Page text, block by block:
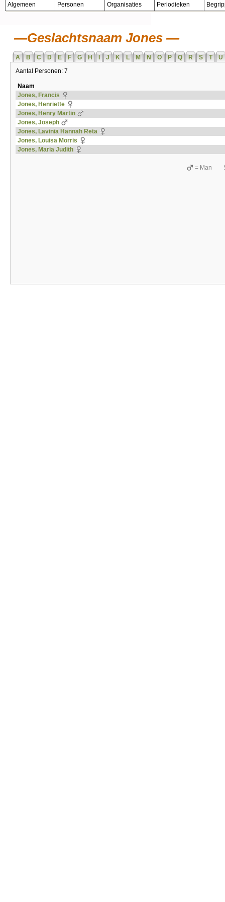
Algemeen Personen Organisaties Periodieken
Geslachtsnaam Jones
A B C D E F G H J K L M N O P Q R S T
U
Aantal Personen: 7
Naam
Jones, Francis
Jones, Henriette
Jones, Henry Martin
Jones, Joseph
Jones, Lavinia Hannah Reta
Jones, Louisa Morris
Jones, Maria Judith
= Man